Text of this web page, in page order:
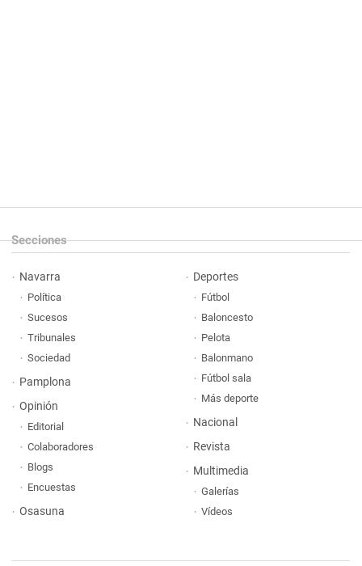
Secciones
Navarra
Política
Sucesos
Tribunales
Sociedad
Pamplona
Opinión
Editorial
Colaboradores
Blogs
Encuestas
Osasuna
Deportes
Fútbol
Baloncesto
Pelota
Balonmano
Fútbol sala
Más deporte
Nacional
Revista
Multimedia
Galerías
Vídeos